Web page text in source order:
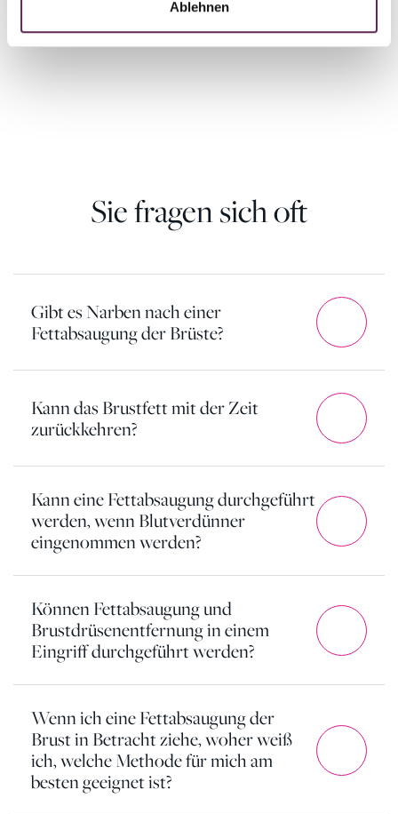
Ablehnen
Sie fragen sich oft
Gibt es Narben nach einer
Fettabsaugung der Brüste?
Kann das Brustfett mit der Zeit
zurückkehren?
Kann eine Fettabsaugung durchgeführt
werden, wenn Blutverdünner
eingenommen werden?
Können Fettabsaugung und
Brustdrüsenentfernung in einem
Eingriff durchgeführt werden?
Wenn ich eine Fettabsaugung der
Brust in Betracht ziehe, woher weiß
ich, welche Methode für mich am
besten geeignet ist?